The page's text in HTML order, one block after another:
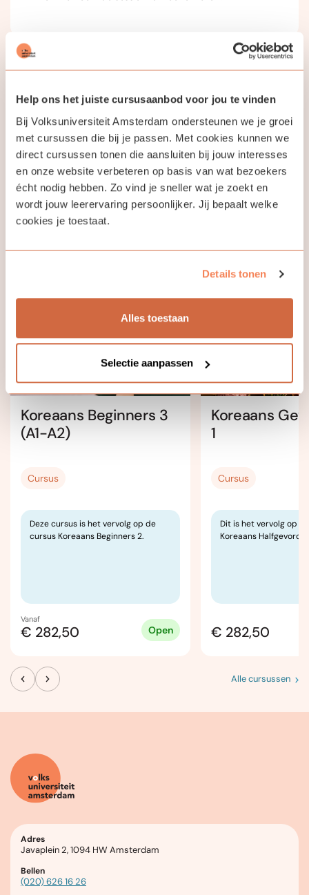
Help ons het juiste cursusaanbod voor jou te vinden
Bij Volksuniversiteit Amsterdam ondersteunen we je groei
met cursussen die bij je passen. Met cookies kunnen we
direct cursussen tonen die aansluiten bij jouw interesses
en onze website verbeteren op basis van wat bezoekers
écht nodig hebben. Zo vind je sneller wat je zoekt en
wordt jouw leerervaring persoonlijker. Jij bepaalt welke
cookies je toestaat.
Details tonen
Alles toestaan
Selectie aanpassen
Jouw docent
Luk van Leeuwen
Ik help je graag bij het leren van Koreaans!
Locatie
Koreaans Beginners 3
(A1-A2)
Cursus
Deze cursus is het vervolg op de
cursus Koreaans Beginners 2.
Vanaf
€ 282,50 Open
Koreaans
1
Cursus
Dit is het vervolg op
Koreaans
€ 282,50
Alle cursussen
Adres
Javaplein 2, 1094 HW Amsterdam
Bellen
(020) 626 16 26